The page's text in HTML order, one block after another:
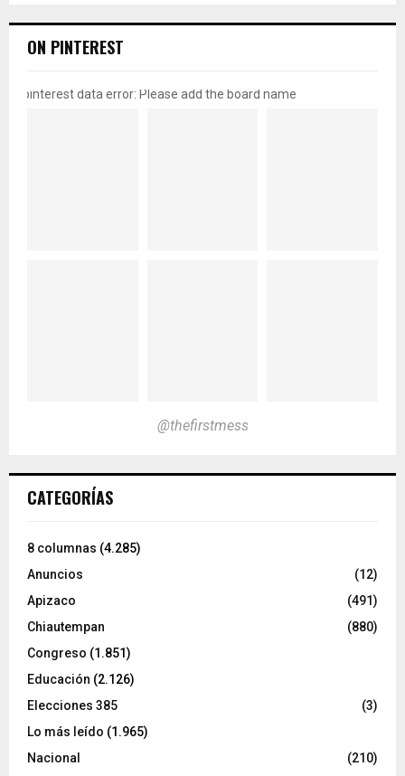
ON PINTEREST
pinterest data error: Please add the board name
@thefirstmess
CATEGORÍAS
8 columnas (4.285)
Anuncios
(12)
Apizaco
(491)
Chiautempan
(880)
Congreso (1.851)
Educación (2.126)
Elecciones 385
(3)
Lo más leído (1.965)
Nacional
(210)